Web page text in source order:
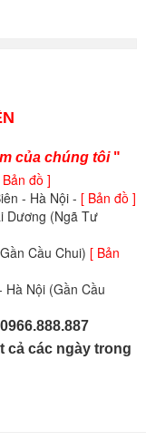
của chúng tôi"
đồ ]
- Hà Nội - [ Bản đồ ]
Dương (Ngã Tư
Cầu Chui) [ Bản
Nội (Gần Cầu
cả các ngày trong